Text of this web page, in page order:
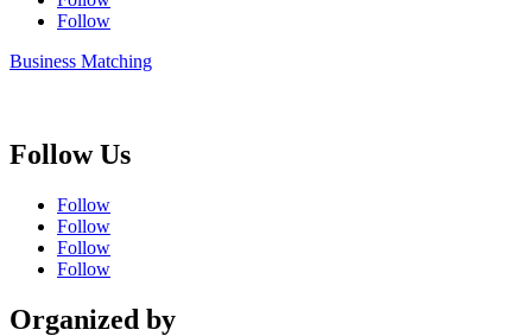
Follow
Business Matching
Follow Us
Follow
Follow
Follow
Follow
Organized by